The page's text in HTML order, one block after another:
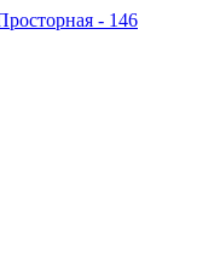
- 146